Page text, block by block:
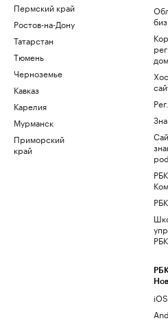
Пермский край
Ростов-на-Дону
Татарстан
Тюмень
Черноземье
Кавказ
Карелия
Мурманск
Приморский
край
РБК
РБК
iOS